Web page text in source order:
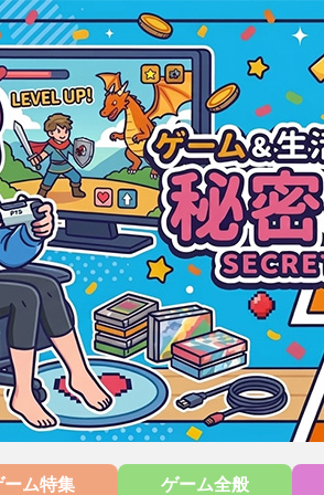
ーム特集 ゲーム全般